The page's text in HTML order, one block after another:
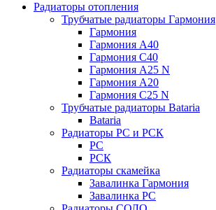
Радиаторы отопления
Трубчатые радиаторы Гармония
Гармония
Гармония А40
Гармония С40
Гармония А25 N
Гармония А20
Гармония С25 N
Трубчатые радиаторы Bataria
Bataria
Радиаторы РС и РСК
РС
РСК
Радиаторы скамейка
Завалинка Гармония
Завалинка РС